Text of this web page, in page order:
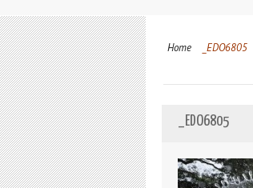
Home _EDO6805
_EDO6805